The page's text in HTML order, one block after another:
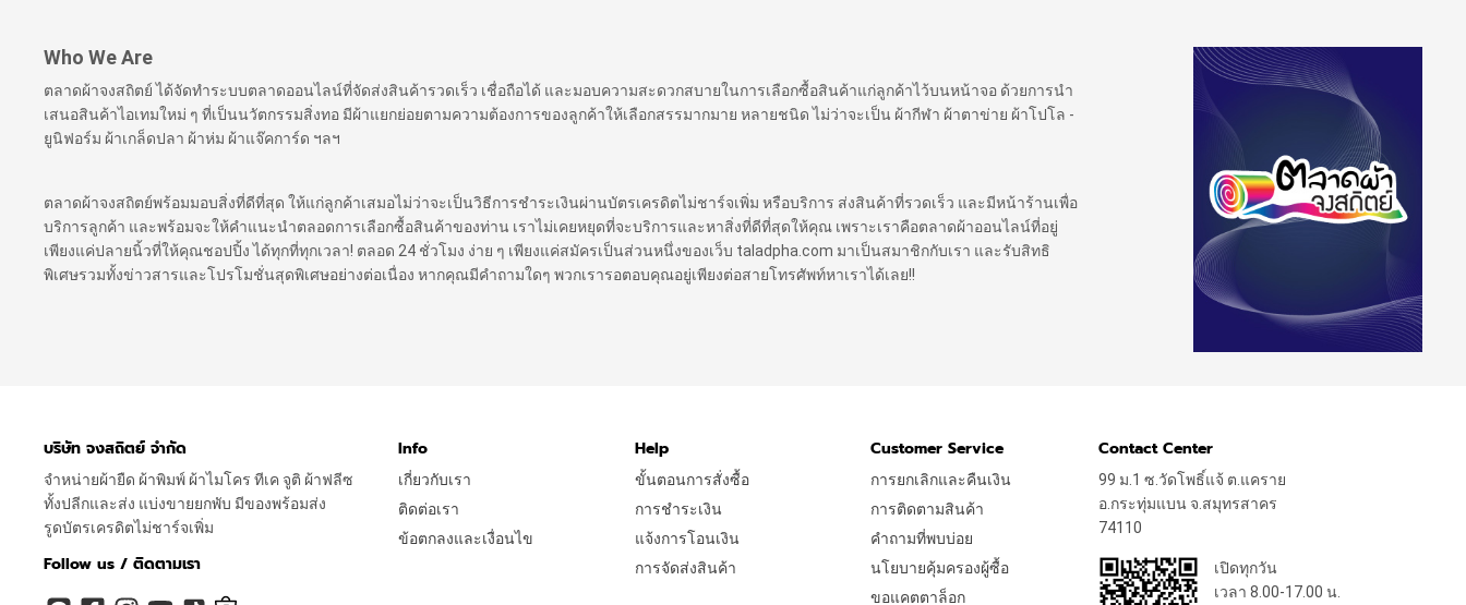
Who We Are
ตลาดผ้าจงสถิตย์ ได้จัดทำระบบตลาดออนไลน์ที่จัดส่งสินค้ารวดเร็ว เชื่อถือได้ และมอบความสะดวกสบายในการเลือกซื้อสินค้าแก่ลูกค้าไว้บนหน้าจอ ด้วยการนำ
เสนอสินค้าไอเทมใหม่ ๆ ที่เป็นนวัตกรรมสิ่งทอ มีผ้าแยกย่อยตามความต้องการของลูกค้าให้เลือกสรรมากมาย หลายชนิด ไม่ว่าจะเป็น ผ้ากีฬา ผ้าตาข่าย ผ้าโปโล -
ยูนิฟอร์ม ผ้าเกล็ดปลา ผ้าห่ม ผ้าแจ๊คการ์ด ฯลฯ
ตลาดผ้าจงสถิตย์พร้อมมอบสิ่งที่ดีที่สุด ให้แก่ลูกค้าเสมอไม่ว่าจะเป็นวิธีการชำระเงินผ่านบัตรเครดิตไม่ชาร์จเพิ่ม หรือบริการ ส่งสินค้าที่รวดเร็ว และมีหน้าร้านเพื่อ
บริการลูกค้า และพร้อมจะให้คำแนะนำตลอดการเลือกซื้อสินค้าของท่าน เราไม่เคยหยุดที่จะบริการและหาสิ่งที่ดีที่สุดให้คุณ เพราะเราคือตลาดผ้าออนไลน์ที่อยู่
เพียงแค่ปลายนิ้วที่ให้คุณชอปปิ้ง ได้ทุกที่ทุกเวลา! ตลอด 24 ชั่วโมง ง่าย ๆ เพียงแค่สมัครเป็นส่วนหนึ่งของเว็บ taladpha.com มาเป็นสมาชิกกับเรา และรับสิทธิ
พิเศษรวมทั้งข่าวสารและโปรโมชั่นสุดพิเศษอย่างต่อเนื่อง หากคุณมีคำถามใดๆ พวกเรารอตอบคุณอยู่เพียงต่อสายโทรศัพท์หาเราได้เลย!!
บริษัท จงสถิตย์ จำกัด
จำหน่ายผ้ายืด ผ้าพิมพ์ ผ้าไมโคร ทีเค จูติ ผ้าฟลีซ
ทั้งปลีกและส่ง แบ่งขายยกพับ มีของพร้อมส่ง
รูดบัตรเครดิตไม่ชาร์จเพิ่ม
Follow us / ติดตามเรา
Info
เกี่ยวกับเรา
ติดต่อเรา
ข้อตกลงและเงื่อนไข
Help
ขั้นตอนการสั่งซื้อ
การชำระเงิน
แจ้งการโอนเงิน
การจัดส่งสินค้า
Customer Service
การยกเลิกและคืนเงิน
การติดตามสินค้า
คำถามที่พบบ่อย
นโยบายคุ้มครองผู้ซื้อ
ขอแคตตาล็อก
Contact Center
99 ม.1 ซ.วัดโพธิ์แจ้ ต.แคราย
อ.กระทุ่มแบน จ.สมุทรสาคร
74110
เปิดทุกวัน
เวลา 8.00-17.00 น.